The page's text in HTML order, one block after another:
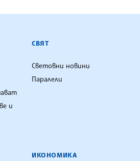
АГЕНЦИЯ
и
СВЯТ
Световни новини
Паралели
ИКОНОМИКА